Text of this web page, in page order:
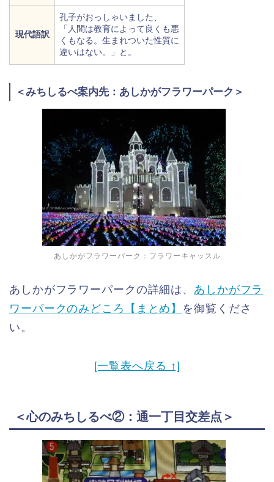
現代語訳
孔子がおっしゃいました、
「人間は教育によって良くも悪
くもなる。生まれついた性質に
違いはない。」と。
＜みちしるべ案内先：あしかがフラワーパーク＞
あしかがフラワーパーク：フラワーキャッスル
あしかがフラワーパークの詳細は、 あしかがフラ
ワーパークのみどころ【まとめ】 を御覧くださ
い。
[一覧表へ戻る ↑]
＜心のみちしるべ②：通一丁目交差点＞